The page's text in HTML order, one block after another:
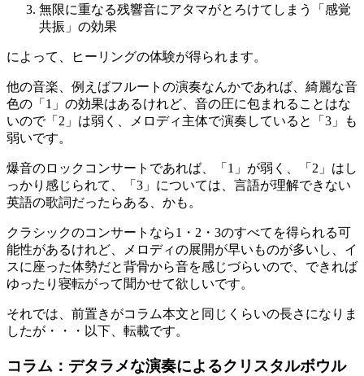
無限に重なる残響音にアタマがとろけてしまう「感覚
共振」の効果
によって、ヒーリングの体験が得られます。
他の音楽、例えばフルートの演奏なんかであれば、綺麗な音
色の「1」の効果はあるけれど、音の圧に包まれることはな
いので「2」は弱く、メロディ主体で演奏していると「3」も
弱いです。
爆音のロックコンサートであれば、「1」が弱く、「2」はし
っかり感じられて、「3」については、言語が理解できない
英語の歌詞だったらある、かも。
クラシックのコンサートなら1・2・3のすべてを得られる可
能性があるけれど、メロディの展開が早いものが多いし、イ
スに座った体勢だと背骨から音を感じづらいので、できれば
ゆったり寝転がって聞かせて欲しいです。
それでは、前置きがコラム本文と同じくらいの長さになりま
したが・・・以下、転載です。
コラム：デタラメな演奏によるクリスタルボウル